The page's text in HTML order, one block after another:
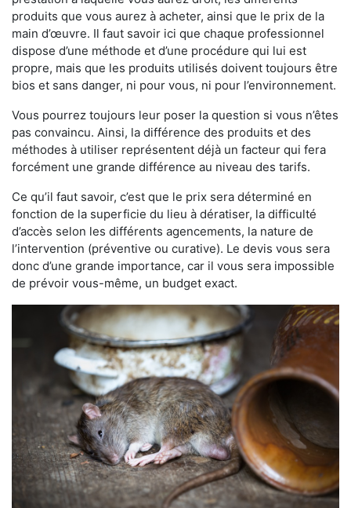
produits que vous aurez à acheter, ainsi que le prix de la
main d’œuvre. Il faut savoir ici que chaque professionnel
dispose d’une méthode et d’une procédure qui lui est
propre, mais que les produits utilisés doivent toujours être
bios et sans danger, ni pour vous, ni pour l’environnement.
Vous pourrez toujours leur poser la question si vous n’êtes
pas convaincu. Ainsi, la différence des produits et des
méthodes à utiliser représentent déjà un facteur qui fera
forcément une grande différence au niveau des tarifs.
Ce qu’il faut savoir, c’est que le prix sera déterminé en
fonction de la superficie du lieu à dératiser, la difficulté
d’accès selon les différents agencements, la nature de
l’intervention (préventive ou curative). Le devis vous sera
donc d’une grande importance, car il vous sera impossible
de prévoir vous-même, un budget exact.